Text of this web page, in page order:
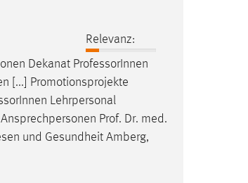
Relevanz:
Dekanat ProfessorInnen
[...] Promotionsprojekte
Innen Lehrpersonal
Prof. Dr. med.
und Gesundheit Amberg,